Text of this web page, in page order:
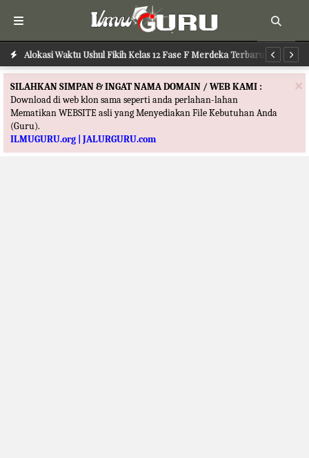
Alokasi Waktu Ushul Fikih Kelas 12 Fase F Merdeka Terbaru
Alokasi Waktu Ilmu Tafsir Kelas 12 Fase F Merdeka Terbaru
×
SILAHKAN SIMPAN & INGAT NAMA DOMAIN / WEB KAMI :
Download di web klon sama seperti anda perlahan-lahan
Mematikan WEBSITE asli yang Menyediakan File Kebutuhan Anda
(Guru).
ILMUGURU.org | JALURGURU.com